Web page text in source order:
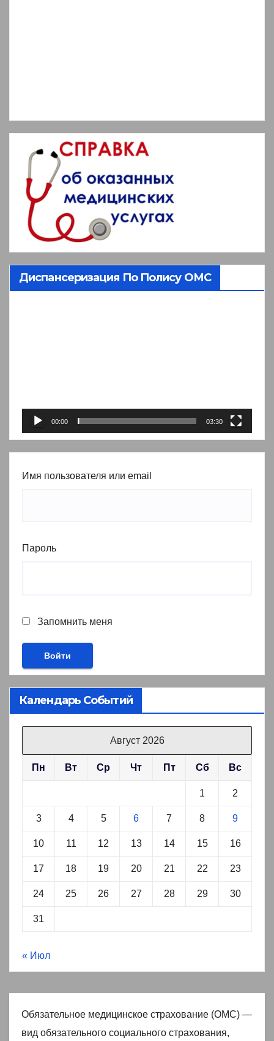
Диспансеризация По Полису ОМС
00:00 03:30
Имя пользователя или email
Пароль
Запомнить меня
Календарь Событий
Август 2026
Пн Вт Ср Чт Пт Сб Вс
1 2
3 4 5 6 7 8 9
10 11 12 13 14 15 16
17 18 19 20 21 22 23
24 25 26 27 28 29 30
31
« Июл
Обязательное медицинское страхование (ОМС) —
вид обязательного социального страхования,